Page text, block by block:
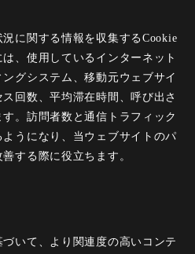
に関する情報を収集するCookie
、使用しているインターネット
グシステム、移動元ウェブサイ
回数、平均滞在時間、呼び出さ
。訪問者数と通信トラフィック
うになり、当ウェブサイトのパ
する際に役立ちます。
いて、より関連度の高いコンテ